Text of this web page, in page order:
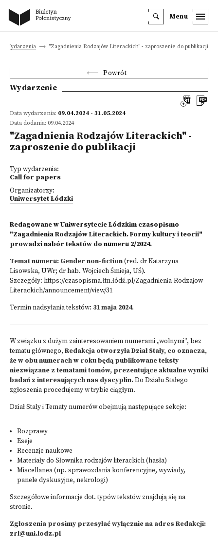
Menu
Wydarzenia "Zagadnienia Rodzajów Literackich" - zaproszenie do publikacji
Powrót
Wydarzenie
Data wydarzenia: 09.04.2024 - 31.05.2024
Data dodania: 09.04.2024
"Zagadnienia Rodzajów Literackich" -
zaproszenie do publikacji
Typ wydarzenia:
Call for papers
Organizatorzy:
Uniwersytet Łódzki
Redagowane w Uniwersytecie Łódzkim czasopismo
"Zagadnienia Rodzajów Literackich. Formy kultury i teorii"
prowadzi nabór tekstów do numeru 2/2024.
Temat numeru: Gender non-fiction(red. dr Katarzyna
Lisowska, UWr; dr hab. Wojciech Śmieja, UŚ).
Szczegóły: https://czasopisma.łtn.łódź.pl/Zagadnienia-Rodzajow-
Literackich/announcement/view/31
Termin nadsyłania tekstów: 31 maja 2024.
W związku z dużym zainteresowaniem numerami „wolnymi”, bez
tematu głównego, Redakcja otworzyła Dział Stały, co oznacza,
że w obu numerach w roku będą publikowane teksty
niezwiązane z tematami tomów, prezentujące aktualne wyniki
badań z interesujących nas dyscyplin.Do Działu Stałego
zgłoszenia procedujemy w trybie ciągłym.
Dział Stały i Tematy numerów obejmują następujące sekcje:
Rozprawy
Eseje
Recenzje naukowe
Materiały do Słownika rodzajów literackich (hasła)
Miscellanea (np. sprawozdania konferencyjne, wywiady,
panele dyskusyjne, nekrologi)
Szczegółowe informacje dot. typów tekstów znajdują sięna
stronie.
Zgłoszenia prosimy przesyłać wyłącznie na adres Redakcji:
zrl@uni.lodz.pl